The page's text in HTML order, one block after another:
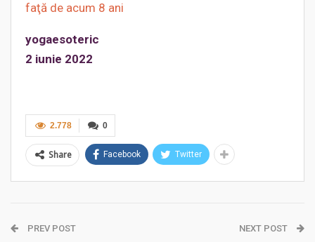
faţă de acum 8 ani
yogaesoteric
2 iunie 2022
0
2.778
Share Facebook Twitter
PREV POST NEXT POST